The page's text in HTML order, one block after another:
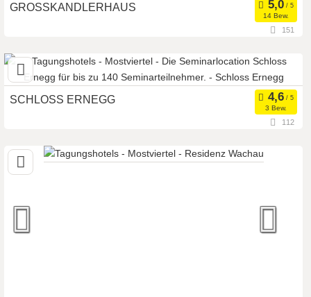
GROSSKANDLERHAUS
14 Bew.
Art der Location: Meetingroom
Tagungsstätte
Eventlocation
151
SCHLOSS ERNEGG
3 Bew.
Art der Location: Seminarhotel
Meetingroom
Seminarteilnehmer:
112